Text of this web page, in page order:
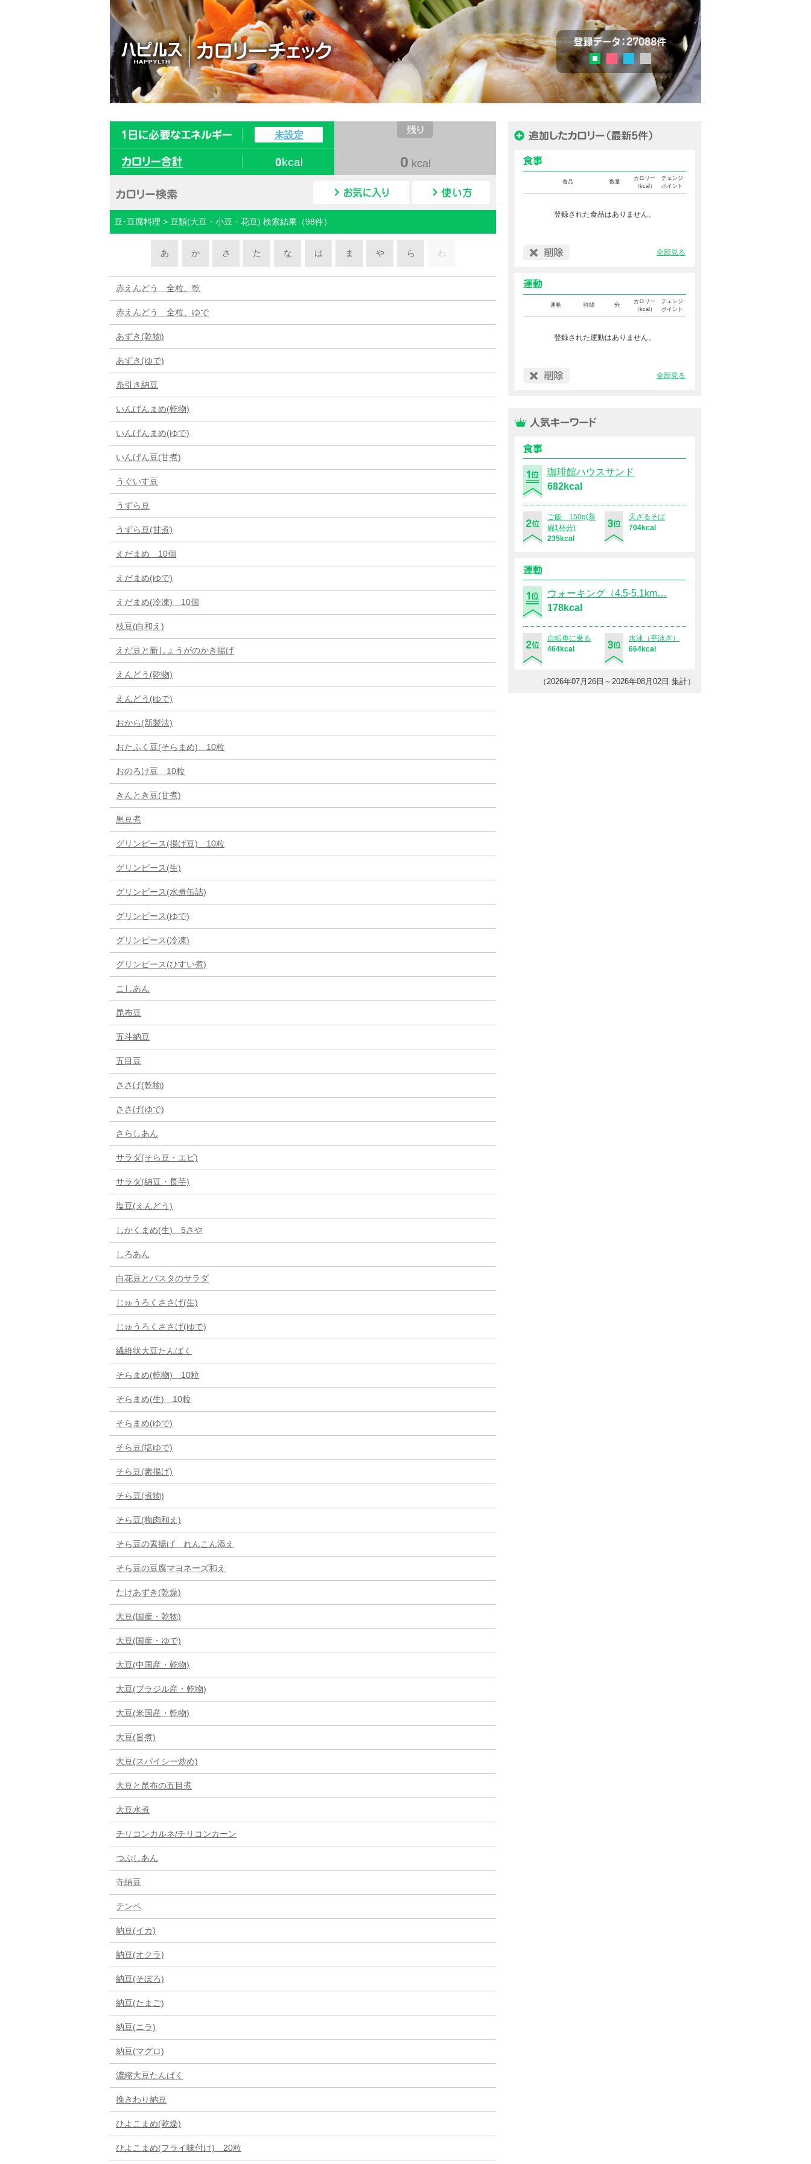
ハピルス カロリーチェック 登録データ：27036品目
ピンク ブルーグレー
食品 数量
カロリー
（kcal）
チェンジ
ポイント
登録された食品はありません。
全部見る
運動 時間 分
カロリー
（kcal）
チェンジ
ポイント
登録された運動はありません。
全部見る
珈琲館ハウスサンド
682kcal
ご飯 150g(茶
碗1杯分)
235kcal
天ざるそば
704kcal
ウォーキング（4.5-5.1km…
178kcal
自転車に乗る
464kcal
水泳（平泳ぎ）
664kcal
（2026年07月26日～2026年08月02日 集計）
未設定
0kcal 0 kcal
カロリー検索
豆･豆腐料理 > 豆類(大豆・小豆・花豆) 検索結果（98件）
あ か さ た な は ま や ら わ
赤えんどう 全粒、乾
赤えんどう 全粒、ゆで
あずき(乾物)
あずき(ゆで)
糸引き納豆
いんげんまめ(乾物)
いんげんまめ(ゆで)
いんげん豆(甘煮)
うぐいす豆
うずら豆
うずら豆(甘煮)
えだまめ 10個
えだまめ(ゆで)
えだまめ(冷凍) 10個
枝豆(白和え)
えだ豆と新しょうがのかき揚げ
えんどう(乾物)
えんどう(ゆで)
おから(新製法)
おたふく豆(そらまめ) 10粒
おのろけ豆 10粒
きんとき豆(甘煮)
黒豆煮
グリンピース(揚げ豆) 10粒
グリンピース(生)
グリンピース(水煮缶詰)
グリンピース(ゆで)
グリンピース(冷凍)
グリンピース(ひすい煮)
こしあん
昆布豆
五斗納豆
五目豆
ささげ(乾物)
ささげ(ゆで)
さらしあん
サラダ(そら豆・エビ)
サラダ(納豆・長芋)
塩豆(えんどう)
しかくまめ(生) 5さや
しろあん
白花豆とパスタのサラダ
じゅうろくささげ(生)
じゅうろくささげ(ゆで)
繊維状大豆たんぱく
そらまめ(乾物) 10粒
そらまめ(生) 10粒
そらまめ(ゆで)
そら豆(塩ゆで)
そら豆(素揚げ)
そら豆(煮物)
そら豆(梅肉和え)
そら豆の素揚げ れんこん添え
そら豆の豆腐マヨネーズ和え
たけあずき(乾燥)
大豆(国産・乾物)
大豆(国産・ゆで)
大豆(中国産・乾物)
大豆(ブラジル産・乾物)
大豆(米国産・乾物)
大豆(旨煮)
大豆(スパイシー炒め)
大豆と昆布の五目煮
大豆水煮
チリコンカルネ/チリコンカーン
つぶしあん
寺納豆
テンペ
納豆(イカ)
納豆(オクラ)
納豆(そぼろ)
納豆(たまご)
納豆(ニラ)
納豆(マグロ)
濃縮大豆たんぱく
挽きわり納豆
ひよこまめ(乾燥)
ひよこまめ(フライ味付け) 20粒